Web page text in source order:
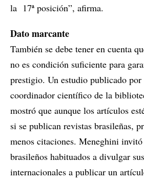
la 17ª posición”, afirma.
Dato marcante
También se debe tener en cuenta
no es condición suficiente para
prestigio. Un estudio publicado
coordinador científico de la
mostró que aunque los artículos
si se publican revistas brasileñas,
menos citaciones. Meneghini
brasileños habituados a divulgar
internacionales a publicar un